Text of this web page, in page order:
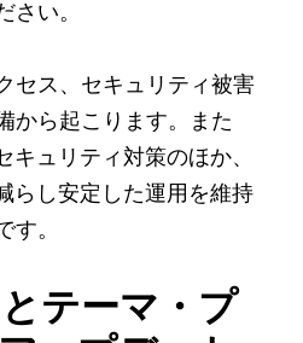
さい。
セス、セキュリティ被害
から起こります。また
ュリティ対策のほか、
らし安定した運用を維持
す。
テーマ・プ